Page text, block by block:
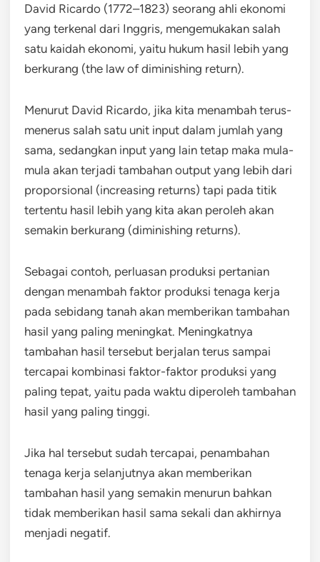
David Ricardo (1772–1823) seorang ahli ekonomi
yang terkenal dari Inggris, mengemukakan salah
satu kaidah ekonomi, yaitu hukum hasil lebih yang
berkurang (the law of diminishing return).
Menurut David Ricardo, jika kita menambah terus-
menerus salah satu unit input dalam jumlah yang
sama, sedangkan input yang lain tetap maka mula-
mula akan terjadi tambahan output yang lebih dari
proporsional (increasing returns) tapi pada titik
tertentu hasil lebih yang kita akan peroleh akan
semakin berkurang (diminishing returns).
Sebagai contoh, perluasan produksi pertanian
dengan menambah faktor produksi tenaga kerja
pada sebidang tanah akan memberikan tambahan
hasil yang paling meningkat. Meningkatnya
tambahan hasil tersebut berjalan terus sampai
tercapai kombinasi faktor-faktor produksi yang
paling tepat, yaitu pada waktu diperoleh tambahan
hasil yang paling tinggi.
Jika hal tersebut sudah tercapai, penambahan
tenaga kerja selanjutnya akan memberikan
tambahan hasil yang semakin menurun bahkan
tidak memberikan hasil sama sekali dan akhirnya
menjadi negatif.